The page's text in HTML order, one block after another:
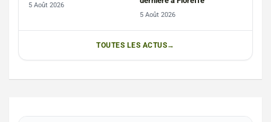
5 Août 2026
5 Août 2026
TOUTES LES ACTUS